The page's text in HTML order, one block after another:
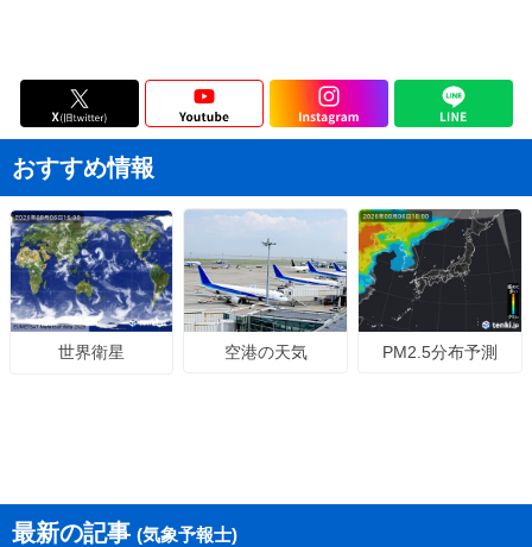
おすすめ情報
世界衛星 空港の天気 PM2.5分布予測
最新の記事 (気象予報士)